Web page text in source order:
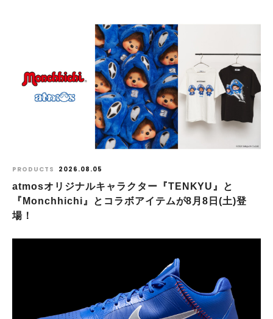
PRODUCTS 2026.08.05
atmosオリジナルキャラクター『TENKYU』と
『Monchhichi』とコラボアイテムが8月8日(土)登
場！